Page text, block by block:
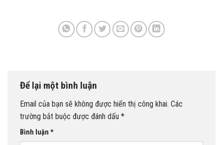
Để lại một bình luận
Email của bạn sẽ không được hiển thị công khai. Các
trường bắt buộc được đánh dấu *
Bình luận *